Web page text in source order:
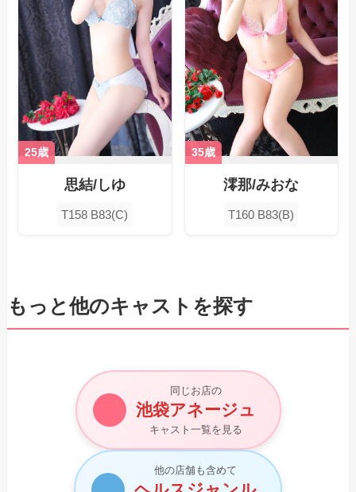
25歳
思結/しゆ
T158 B83(C)
35歳
澪那/みおな
T160 B83(B)
もっと他のキャストを探す
同じお店の
池袋アネージュ
キャスト一覧を見る
他の店舗も含めて